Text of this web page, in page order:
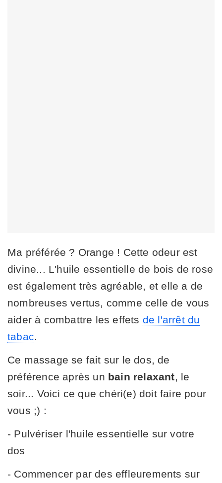
Ma préférée ? Orange ! Cette odeur est
divine... L'huile essentielle de bois de rose
est également très agréable, et elle a de
nombreuses vertus, comme celle de vous
aider à combattre les effets de l'arrêt du
tabac
Ce massage se fait sur le dos, de
préférence après un bain relaxant , le
soir... Voici ce que chéri(e) doit faire pour
vous ;) :
- Pulvériser l'huile essentielle sur votre
dos
- Commencer par des effleurements sur